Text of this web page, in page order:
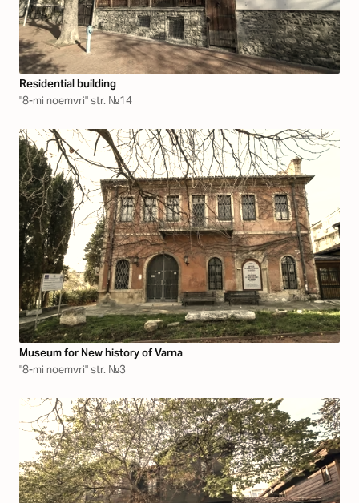
Residential building
"8-mi noemvri" str. №14
Museum for New history of Varna
"8-mi noemvri" str. №3